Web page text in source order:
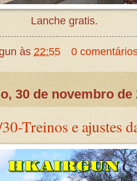
Lanche gratis.
às22:55 0
30 de novembro de
Treinos e ajustes